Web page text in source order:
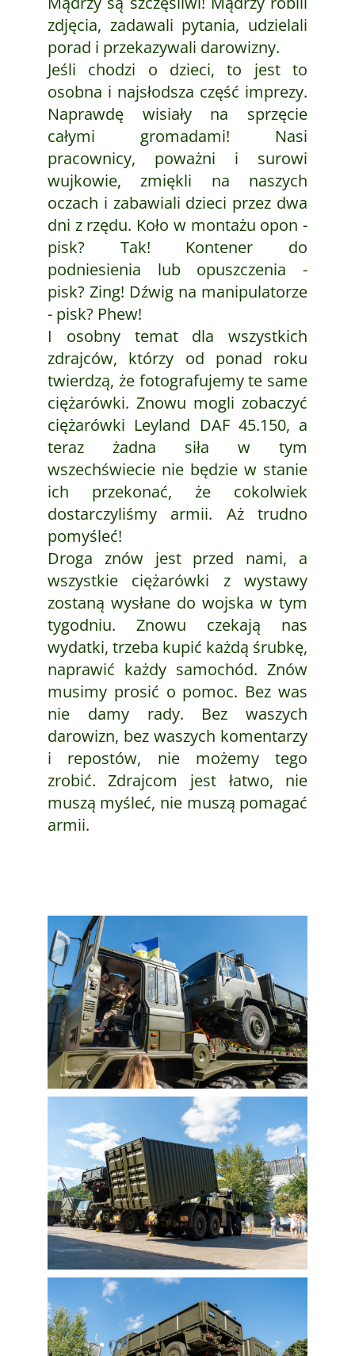
zdjęcia, zadawali pytania, udzielali
porad i przekazywali darowizny.
Jeśli chodzi o dzieci, to jest to
osobna i najsłodsza część imprezy.
Naprawdę wisiały na sprzęcie
całymi gromadami! Nasi
pracownicy, poważni i surowi
wujkowie, zmiękli na naszych
oczach i zabawiali dzieci przez dwa
dni z rzędu. Koło w montażu opon -
pisk? Tak! Kontener do
podniesienia lub opuszczenia -
pisk? Zing! Dźwig na manipulatorze
- pisk? Phew!
I osobny temat dla wszystkich
zdrajców, którzy od ponad roku
twierdzą, że fotografujemy te same
ciężarówki. Znowu mogli zobaczyć
ciężarówki Leyland DAF 45.150, a
teraz żadna siła w tym
wszechświecie nie będzie w stanie
ich przekonać, że cokolwiek
dostarczyliśmy armii. Aż trudno
pomyśleć!
Droga znów jest przed nami, a
wszystkie ciężarówki z wystawy
zostaną wysłane do wojska w tym
tygodniu. Znowu czekają nas
wydatki, trzeba kupić każdą śrubkę,
naprawić każdy samochód. Znów
musimy prosić o pomoc. Bez was
nie damy rady. Bez waszych
darowizn, bez waszych komentarzy
i repostów, nie możemy tego
zrobić. Zdrajcom jest łatwo, nie
muszą myśleć, nie muszą pomagać
armii.